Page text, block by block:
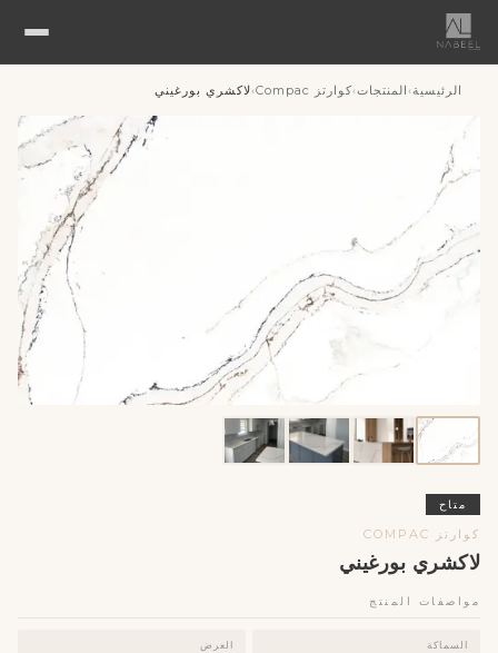
الرئيسية›المنتجات›كوارتز Compac ›لاكشري بورغيني
متاح
كوارتز COMPAC
لاكشري بورغيني
مواصفات المنتج
السماكة العرض